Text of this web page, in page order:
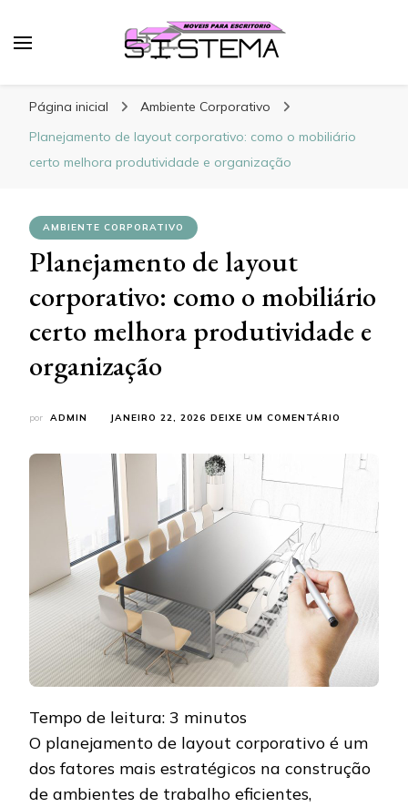
Página inicial
Ambiente Corporativo
Planejamento de layout corporativo: como o mobiliário
certo melhora produtividade e organização
AMBIENTE CORPORATIVO
Planejamento de layout
corporativo: como o mobiliário
certo melhora produtividade e
organização
por ADMIN JANEIRO 22, 2026 DEIXE UM COMENTÁRIO
LAYOUT
COMO
MOBILIÁRIO
E
Tempo de leitura: 3 minutos
O planejamento de layout corporativo é um
dos fatores mais estratégicos na construção
de ambientes de trabalho eficientes,